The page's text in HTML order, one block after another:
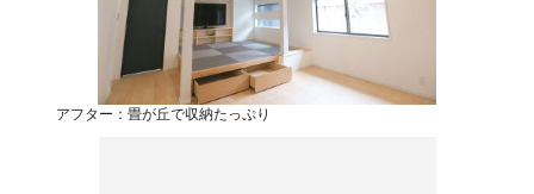
アフター：畳が丘で収納たっぷり